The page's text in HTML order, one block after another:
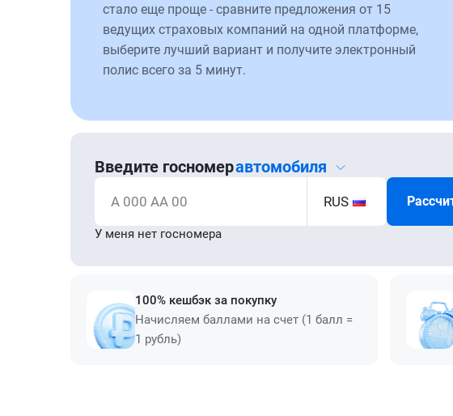
стало еще проще - сравните предложения от 15
ведущих страховых компаний на одной платформе,
выберите лучший вариант и получите электронный
полис всего за 5 минут.
Введите госномеравтомобиля
А 000 АА 00 RUS
У меня нет госномера
100% кешбэк за покупку
Начисляем баллами на счет (1 балл =
1 рубль)